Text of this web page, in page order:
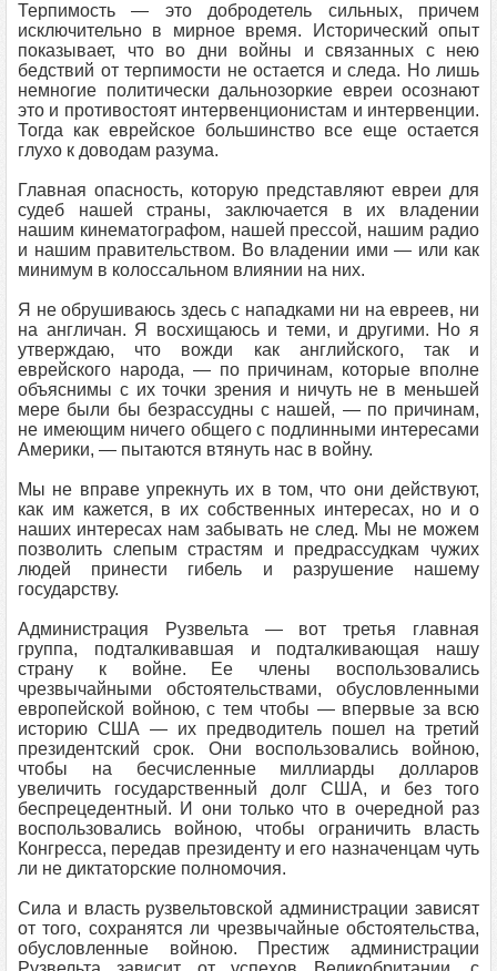
Терпимость — это добродетель сильных, причем
исключительно в мирное время. Исторический опыт
показывает, что во дни войны и связанных с нею
бедствий от терпимости не остается и следа. Но лишь
немногие политически дальнозоркие евреи осознают
это и противостоят интервенционистам и интервенции.
Тогда как еврейское большинство все еще остается
глухо к доводам разума.
Главная опасность, которую представляют евреи для
судеб нашей страны, заключается в их владении
нашим кинематографом, нашей прессой, нашим радио
и нашим правительством. Во владении ими — или как
минимум в колоссальном влиянии на них.
Я не обрушиваюсь здесь с нападками ни на евреев, ни
на англичан. Я восхищаюсь и теми, и другими. Но я
утверждаю, что вожди как английского, так и
еврейского народа, — по причинам, которые вполне
объяснимы с их точки зрения и ничуть не в меньшей
мере были бы безрассудны с нашей, — по причинам,
не имеющим ничего общего с подлинными интересами
Америки, — пытаются втянуть нас в войну.
Мы не вправе упрекнуть их в том, что они действуют,
как им кажется, в их собственных интересах, но и о
наших интересах нам забывать не след. Мы не можем
позволить слепым страстям и предрассудкам чужих
людей принести гибель и разрушение нашему
государству.
Администрация Рузвельта — вот третья главная
группа, подталкивавшая и подталкивающая нашу
страну к войне. Ее члены воспользовались
чрезвычайными обстоятельствами, обусловленными
европейской войною, с тем чтобы — впервые за всю
историю США — их предводитель пошел на третий
президентский срок. Они воспользовались войною,
чтобы на бесчисленные миллиарды долларов
увеличить государственный долг США, и без того
беспрецедентный. И они только что в очередной раз
воспользовались войною, чтобы ограничить власть
Конгресса, передав президенту и его назначенцам чуть
ли не диктаторские полномочия.
Сила и власть рузвельтовской администрации зависят
от того, сохранятся ли чрезвычайные обстоятельства,
обусловленные войною. Престиж администрации